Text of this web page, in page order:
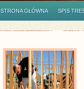
STRONA GŁÓWNA SPIS